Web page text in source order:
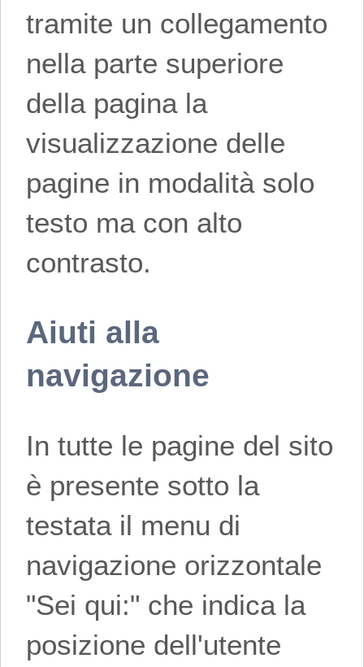
tramite un collegamento
nella parte superiore
della pagina la
visualizzazione delle
pagine in modalità solo
testo ma con alto
contrasto.
Aiuti alla
navigazione
In tutte le pagine del sito
è presente sotto la
testata il menu di
navigazione orizzontale
"Sei qui:" che indica la
posizione dell'utente